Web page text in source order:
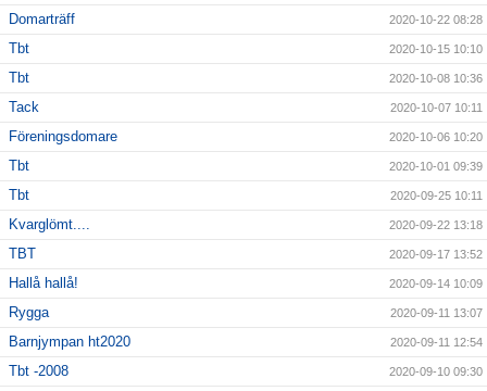
Domarträff 2020-10-22 08:28
Tbt 2020-10-15 10:10
Tbt 2020-10-08 10:36
Tack 2020-10-07 10:11
Föreningsdomare 2020-10-06 10:20
Tbt 2020-10-01 09:39
Tbt 2020-09-25 10:11
Kvarglömt.... 2020-09-22 13:18
TBT 2020-09-17 13:52
Hallå hallå! 2020-09-14 10:09
Rygga 2020-09-11 13:07
Barnjympan ht2020 2020-09-11 12:54
Tbt -2008 2020-09-10 09:30